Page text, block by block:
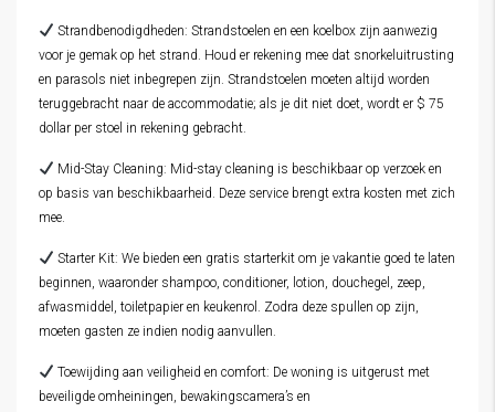
Strandbenodigdheden: Strandstoelen en een koelbox zijn aanwezig
voor je gemak op het strand. Houd er rekening mee dat snorkeluitrusting
en parasols niet inbegrepen zijn. Strandstoelen moeten altijd worden
teruggebracht naar de accommodatie; als je dit niet doet, wordt er $ 75
dollar per stoel in rekening gebracht.
Mid-Stay Cleaning: Mid-stay cleaning is beschikbaar op verzoek en
op basis van beschikbaarheid. Deze service brengt extra kosten met zich
mee.
Starter Kit: We bieden een gratis starterkit om je vakantie goed te laten
beginnen, waaronder shampoo, conditioner, lotion, douchegel, zeep,
afwasmiddel, toiletpapier en keukenrol. Zodra deze spullen op zijn,
moeten gasten ze indien nodig aanvullen.
Toewijding aan veiligheid en comfort: De woning is uitgerust met
beveiligde omheiningen, bewakingscamera’s en